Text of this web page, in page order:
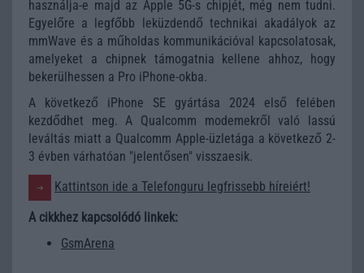
használja-e majd az Apple 5G-s chipjét, még nem tudni.
Egyelőre a legfőbb leküzdendő technikai akadályok az
mmWave és a műholdas kommunikációval kapcsolatosak,
amelyeket a chipnek támogatnia kellene ahhoz, hogy
bekerülhessen a Pro iPhone-okba.
A következő iPhone SE gyártása 2024 első felében
kezdődhet meg. A Qualcomm modemekről való lassú
leváltás miatt a Qualcomm Apple-üzletága a következő 2-
3 évben várhatóan "jelentősen" visszaesik.
Kattintson ide a Telefonguru legfrissebb híreiért!
A cikkhez kapcsolódó linkek:
GsmArena